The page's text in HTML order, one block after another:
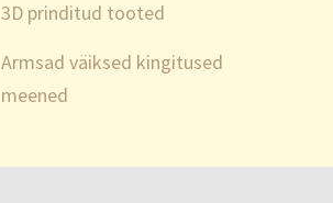
3D prinditud tooted
Armsad väiksed kingitused
meened